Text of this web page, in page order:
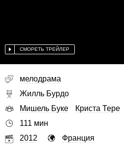
СМОРЕТЬ ТРЕЙЛЕР
мелодрама
Жилль Бурдо
Мишель Буке
Криста Тере
111 мин
2012
Франция